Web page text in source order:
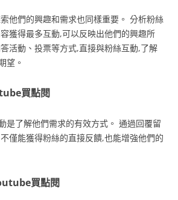
他們的興趣和需求也同樣重要。 分析粉絲
獲得最多互動,可以反映出他們的興趣所
活動、投票等方式,直接與粉絲互動,了解
望。
買點閱
是了解他們需求的有效方式。 通過回覆留
僅能獲得粉絲的直接反饋,也能增強他們的
買點閱